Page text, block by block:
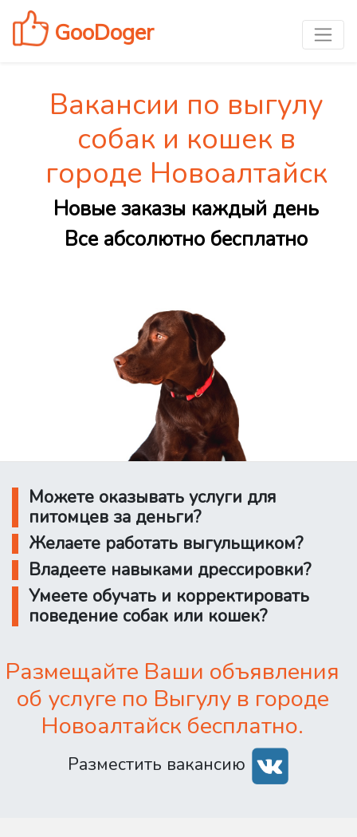
GooDoger
Вакансии по выгулу
собак и кошек в
городе Новоалтайск
Новые заказы каждый день
Все абсолютно бесплатно
Можете оказывать услуги для
питомцев за деньги?
Желаете работать выгульщиком?
Владеете навыками дрессировки?
Умеете обучать и корректировать
поведение собак или кошек?
Размещайте Ваши объявления
об услуге по Выгулу в городе
Новоалтайск бесплатно.
Разместить вакансию